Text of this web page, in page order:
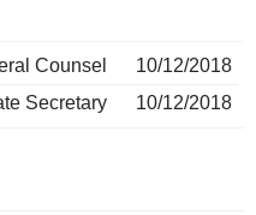
Counsel
10/12/2018
Secretary
10/12/2018